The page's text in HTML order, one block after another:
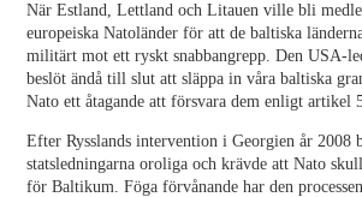
När Estland, Lettland och Litauen ville bli
europeiska Natoländer för att de baltiska
militärt mot ett ryskt snabbangrepp. Den USA-
beslöt ändå till slut att släppa in våra baltiska
Nato ett åtagande att försvara dem enligt artikel
Efter Rysslands intervention i Georgien år 2008
statsledningarna oroliga och krävde att Nato
för Baltikum. Föga förvånande har den